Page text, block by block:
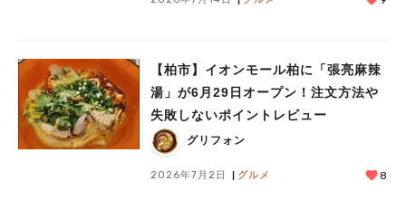
【柏市】イオンモール柏に「張亮麻辣
湯」が6月29日オープン！注文方法や
失敗しないポイントレビュー
グリフォン
2026年7月2日 グルメ 8